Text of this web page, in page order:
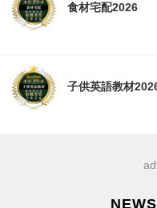
食材宅配2026
子供英語教材